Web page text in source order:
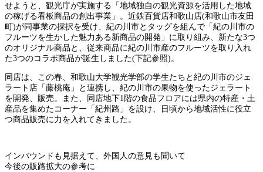
せようと、観光庁が実施する「地域独自の観光資源を活用した地域
の稼げる看板商品の創出事業」。近鉄百貨店和歌山店(和歌山市友田
町)が同事業の採択を受け、紀の川市とタッグを組んで「紀の川市の
フルーツを生かした魅力ある新商品の開発」に取り組み、新たな3つ
のオリジナル商品と、従来商品に紀の川市産のフルーツを取り入れ
た3つのコラボ商品が誕生しました(下記参照)。
同店は、この春、和歌山大学観光学部の学生たちと紀の川市のジェ
ラート店「藤桃庵」と連携し、紀の川市の果物を使ったジェラート
を開発、販売。また、同店地下1階の食品フロアには県内の特産・土
産品を集めたコーナー「紀州路」を設け、日頃から地域活性に役立
つ商品販売に力を入れてきました。
インバウンドも見据えて、外国人の意見も聞いて
今後の販路拡大の参考に